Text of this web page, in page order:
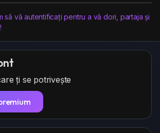
să vă autentificați pentru a vă dori, partaja și
ți se potrivește